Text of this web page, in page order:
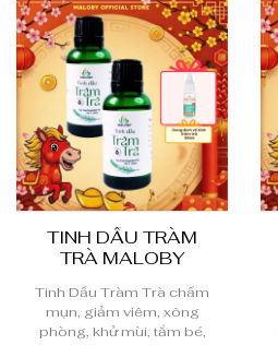
TINH DẦU TRÀM
TRÀ MALOBY
Tinh Dầu Tràm Trà chấm
mụn, giảm viêm, xông
phòng, khử mùi, tắm bé,